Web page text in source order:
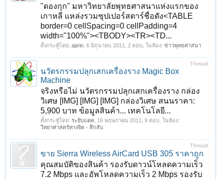
"ดองกุก" มหาวิทยาลัยพุทธศาสนาแห่งแรกของ
เกาหลี แหล่งรวมซุปเปอร์สตาร์ชื่อดัง<TABLE
border=0 cellSpacing=0 cellPadding=4
width="100%"><TBODY><TR><TD...
ตั้งกระทู้โดย: aprin 6 มิถุนายน 2011 , 2 ตอบ, ในห้อง: ข่าวพุทธศาสนา
Thread
นวัตรกรรมปลุกเสกเครื่องราง Magic Box
Machine
จริงหรือไม่ นวัตรกรรมปลุกเสกเครื่องราง กล่อง
วิเศษ [IMG] [IMG] [IMG] กล่องวิเศษ สนนราคา:
5,900 บาท ข้อมูลสินค้า... เทคโนโลยี...
ตั้งกระทู้โดย: ระยับแดด 16 พฤษภาคม 2011
, 9 ตอบ, ในห้อง:
วิทยาศาสตร์ทางจิต - ลึกลับ
Thread
ขาย Sierra Wireless AirCard USB 305 ราคาถูก
คุณสมบัติของสินค้า รองรับดาวน์โหลดความเร็ว
7.2 Mbps และอัพโหลดความเร็ว 2 Mbps รองรับ